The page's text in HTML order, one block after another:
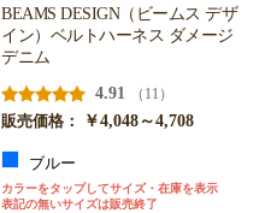
BEAMS DESIGN（ビームス デザ
イン）ベルトハーネス ダメージ
デニム
4.91
（11）
販売価格：
￥4,048～4,708
ブルー
カラーをタップしてサイズ・在庫を表示
表記の無いサイズは販売終了